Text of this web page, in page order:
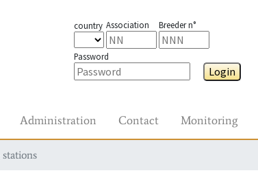
country Association Breeder n°
Password
Login
Administration Contact Monitoring